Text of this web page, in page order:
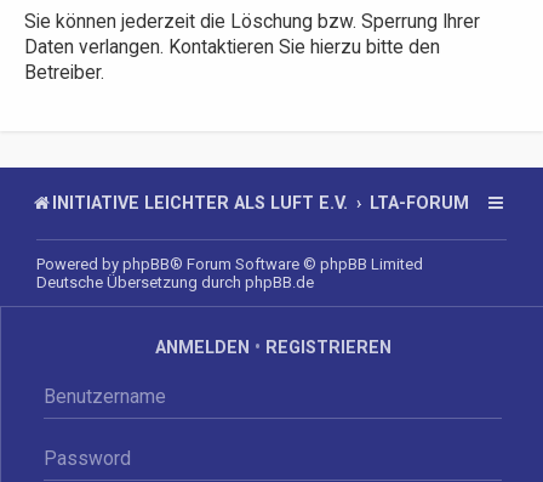
Sie können jederzeit die Löschung bzw. Sperrung Ihrer
Daten verlangen. Kontaktieren Sie hierzu bitte den
Betreiber.
INITIATIVE LEICHTER ALS LUFT E.V. LTA-FORUM
Powered by phpBB® Forum Software © phpBB Limited
Deutsche Übersetzung durch phpBB.de
ANMELDEN • REGISTRIEREN